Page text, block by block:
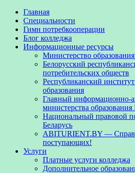
Главная
Специальности
Гимн потребкооперации
Блог колледжа
Информационные ресурсы
Министерство
Белорусский
потребительских обществ
Республиканский
образования
Главный информационно-
министерства
Национальный правовой
Беларусь
ABITURIENT.BY —
поступающих!
Услуги
Платные услуги колледжа
Дополнительное